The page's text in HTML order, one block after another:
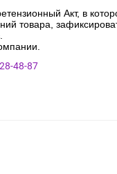
Акт, в
товара,
48-87